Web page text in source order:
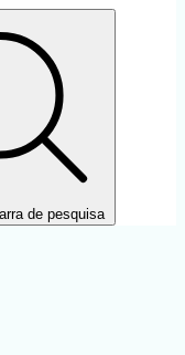
de pesquisa